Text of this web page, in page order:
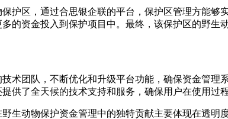
护区，通过合思银企联的平台，保护区管理方能
的资金投入到保护项目中。最终，该保护区的野生
术团队，不断优化和升级平台功能，确保资金管
供了全天候的技术支持和服务，确保用户在使用过
生动物保护资金管理中的独特贡献主要体现在透